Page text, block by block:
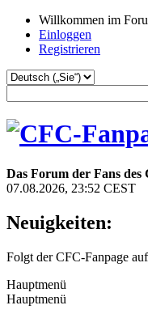
Willkommen im
Einloggen
Registrieren
Das Forum der Fans des
07.08.2026, 23:52 CEST
Neuigkeiten:
Folgt der CFC-Fanpage auf
Hauptmenü
Hauptmenü